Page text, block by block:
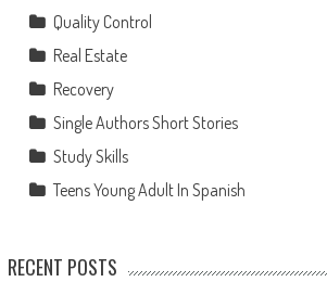
Quality Control
Real Estate
Recovery
Single Authors Short Stories
Study Skills
Teens Young Adult In Spanish
RECENT POSTS